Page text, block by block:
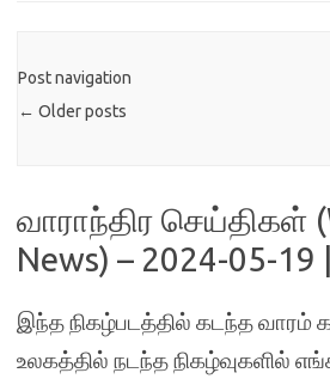
Post navigation
← Older posts
வாராந்திர செய்திகள்
News) – 2024-05-19
இந்த நிகழ்படத்தில் கடந்த
உலகத்தில் நடந்த நிகழ்வுகளில்